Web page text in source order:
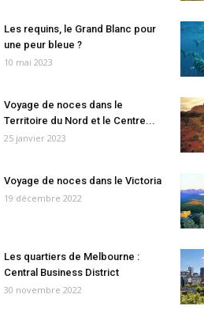
Les requins, le Grand Blanc pour
une peur bleue ?
10 mai 2023
Voyage de noces dans le
Territoire du Nord et le Centre...
25 janvier 2023
Voyage de noces dans le Victoria
19 décembre 2022
Les quartiers de Melbourne :
Central Business District
30 novembre 2022